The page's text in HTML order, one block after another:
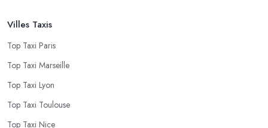
Villes Taxis
Top Taxi Paris
Top Taxi Marseille
Top Taxi Lyon
Top Taxi Toulouse
Top Taxi Nice